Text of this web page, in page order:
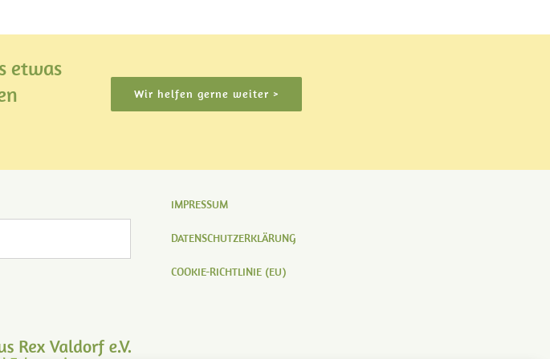
etwas
Wir helfen gerne weiter >
IMPRESSUM
DATENSCHUTZERKLÄRUNG
COOKIE-RICHTLINIE (EU)